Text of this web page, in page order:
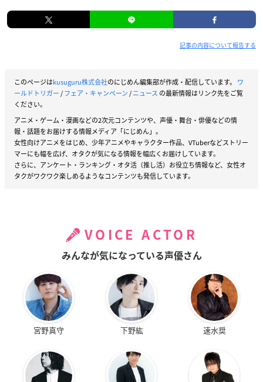
記事の内容について報告する
このページはkusuguru株式会社のにじめん編集部が作成・配信しています。 ワ
ールドトリガー/フェア・キャンペーン/ニュース の最新情報はリンク先をご覧
ください。
アニメ・ゲーム・漫画などの2次元コンテンツや、声優・舞台・俳優などの情
報・話題をお届けする情報メディア「にじめん」。
女性向けアニメをはじめ、少年アニメやキャラクター作品、VTuberなどストリー
マーにも幅を広げ、オタクが気になる情報を幅広くお届けしています。
さらに、アンケート・ランキング・オタ活（推し活）お役立ち情報など、女性オ
タクがワクワク楽しめるようなコンテンツも発信しています。
VOICE ACTOR
みんなが気になっている声優さん
宮野真守 下野紘 速水奨